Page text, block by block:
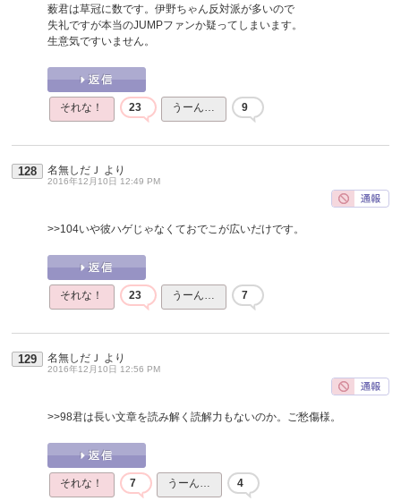
薮君は草冠に数です。伊野ちゃん反対派が多いので
失礼ですが本当のJUMPファンか疑ってしまいます。
生意気ですいません。
それな！ 23 うーん… 9
128 名無しだＪ より
2016年12月10日 12:49 PM
>>104いや彼ハゲじゃなくておでこが広いだけです。
それな！ 23 うーん… 7
129 名無しだＪ より
2016年12月10日 12:56 PM
>>98君は長い文章を読み解く読解力もないのか。ご愁傷様。
それな！ 7 うーん… 4